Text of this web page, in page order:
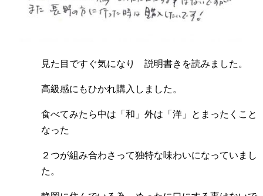
見た目ですぐ気になり 説明書きを読みました。
高級感にもひかれ購入しました。
食べてみたら中は「和」外は「洋」とまったくこと
なった
２つが組み合わさって独特な味わいになっていまし
た。